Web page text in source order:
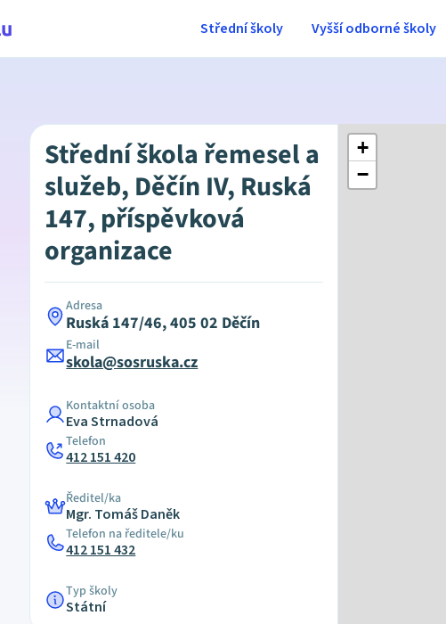
Střední školy Vyšší odborné školy
Střední škola řemesel a
služeb, Děčín IV, Ruská
147, příspěvková
organizace
Adresa
Ruská 147/46, 405 02 Děčín
E-mail
skola@sosruska.cz
Kontaktní osoba
Eva Strnadová
Telefon
412 151 420
Ředitel/ka
Mgr. Tomáš Daněk
Telefon na ředitele/ku
412 151 432
Typ školy
Státní
+
−